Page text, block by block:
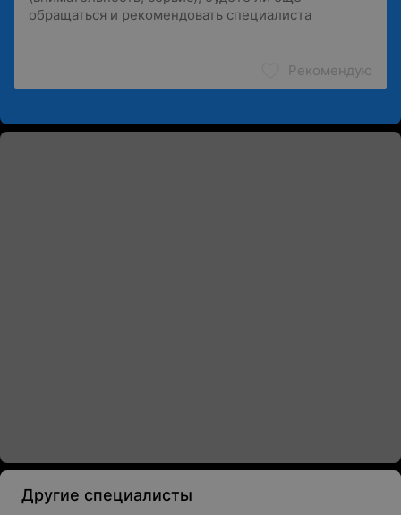
Рекомендую
Другие специалисты